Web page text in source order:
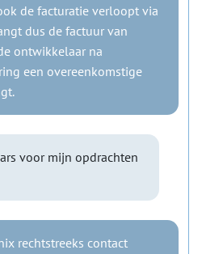
de facturatie verloopt via
dus de factuur van
ontwikkelaar na
een overeenkomstige
voor mijn opdrachten
rechtstreeks contact